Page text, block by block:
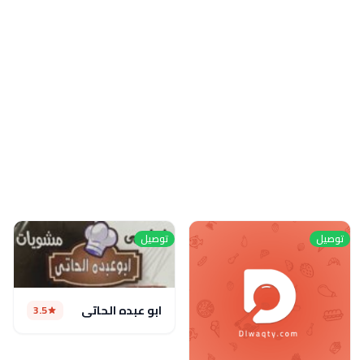
توصيل توصيل
ابو عبده الحاتى 3.5